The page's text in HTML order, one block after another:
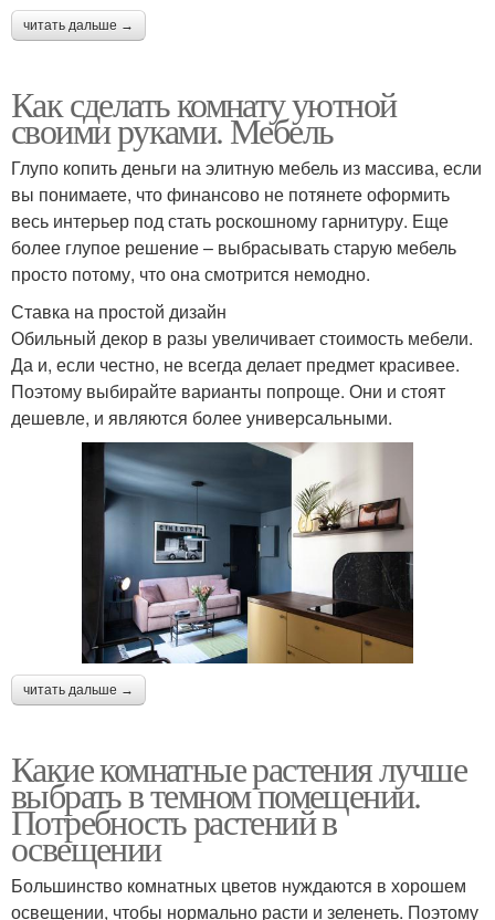
читать дальше →
Как сделать комнату уютной
своими руками. Мебель
Глупо копить деньги на элитную мебель из массива, если
вы понимаете, что финансово не потянете оформить
весь интерьер под стать роскошному гарнитуру. Еще
более глупое решение – выбрасывать старую мебель
просто потому, что она смотрится немодно.
Ставка на простой дизайн
Обильный декор в разы увеличивает стоимость мебели.
Да и, если честно, не всегда делает предмет красивее.
Поэтому выбирайте варианты попроще. Они и стоят
дешевле, и являются более универсальными.
читать дальше →
Какие комнатные растения лучше
выбрать в темном помещении.
Потребность растений в
освещении
Большинство комнатных цветов нуждаются в хорошем
освещении, чтобы нормально расти и зеленеть. Поэтому